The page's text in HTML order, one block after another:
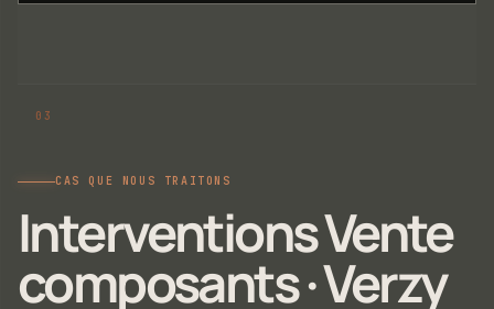
CAS QUE NOUS TRAITONS
Interventions Vente
composants · Verzy